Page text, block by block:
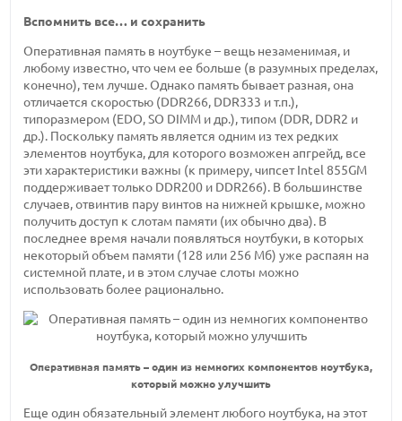
Вспомнить все… и сохранить
Оперативная память в ноутбуке – вещь незаменимая, и
любому известно, что чем ее больше (в разумных пределах,
конечно), тем лучше. Однако память бывает разная, она
отличается скоростью (DDR266, DDR333 и т.п.),
типоразмером (EDO, SO DIMM и др.), типом (DDR, DDR2 и
др.). Поскольку память является одним из тех редких
элементов ноутбука, для которого возможен апгрейд, все
эти характеристики важны (к примеру, чипсет Intel 855GM
поддерживает только DDR200 и DDR266). В большинстве
случаев, отвинтив пару винтов на нижней крышке, можно
получить доступ к слотам памяти (их обычно два). В
последнее время начали появляться ноутбуки, в которых
некоторый объем памяти (128 или 256 Мб) уже распаян на
системной плате, и в этом случае слоты можно
использовать более рационально.
Оперативная память – один из немногих компонентов ноутбука,
который можно улучшить
Еще один обязательный элемент любого ноутбука, на этот